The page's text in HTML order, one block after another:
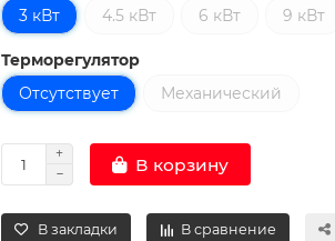
3 кВт
4.5 кВт 6 кВт 9 кВт
Терморегулятор
Отсутствует
Механический
В корзину
В закладки В сравнение